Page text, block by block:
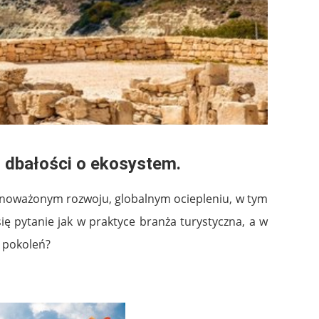
o ekosystem.
rozwoju, globalnym ociepleniu, w tym
pytanie jak w praktyce branża turystyczna, a w